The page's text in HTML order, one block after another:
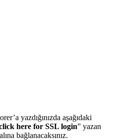
yazdığınızda aşağıdaki
here for SSL login” yazan
bağlanacaksınız.